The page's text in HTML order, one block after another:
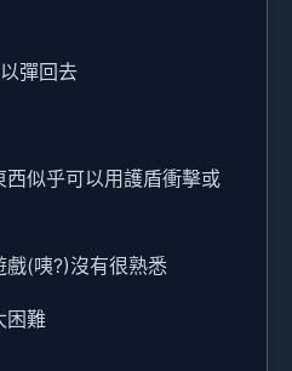
彈回去
似乎可以用護盾衝擊或
戲(咦?)沒有很熟悉
困難